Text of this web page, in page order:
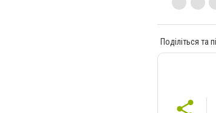
Поділіться та